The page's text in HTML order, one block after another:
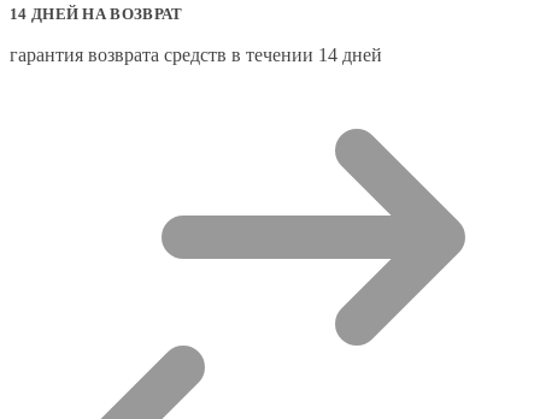
14 ДНЕЙ НА ВОЗВРАТ
гарантия возврата средств в течении 14 дней